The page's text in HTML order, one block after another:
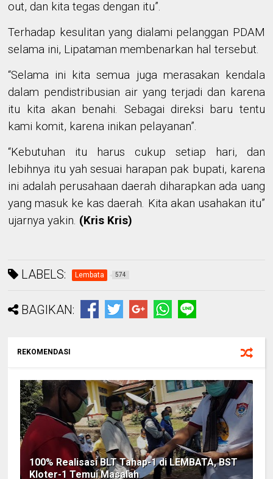
out, dan kita tegas dengan itu”.
Terhadap kesulitan yang dialami pelanggan PDAM
selama ini, Lipatamanmembenarkan hal tersebut.
“Selama ini kita semua juga merasakan kendala
dalam pendistribusian air yang terjadi dan karena
itu kita akan benahi. Sebagai direksi baru tentu
kami komit, karena inikan pelayanan”.
“Kebutuhan itu harus cukup setiap hari, dan
lebihnya itu yah sesuai harapan pak bupati, karena
ini adalah perusahaan daerah diharapkan ada uang
yang masuk ke kas daerah. Kita akan usahakan itu”
ujarnya yakin. (Kris Kris)
LABELS: Lembata 574
BAGIKAN:
REKOMENDASI
100% Realisasi BLT Tahap-1 di LEMBATA, BST
Kloter-1 Temui Masalah